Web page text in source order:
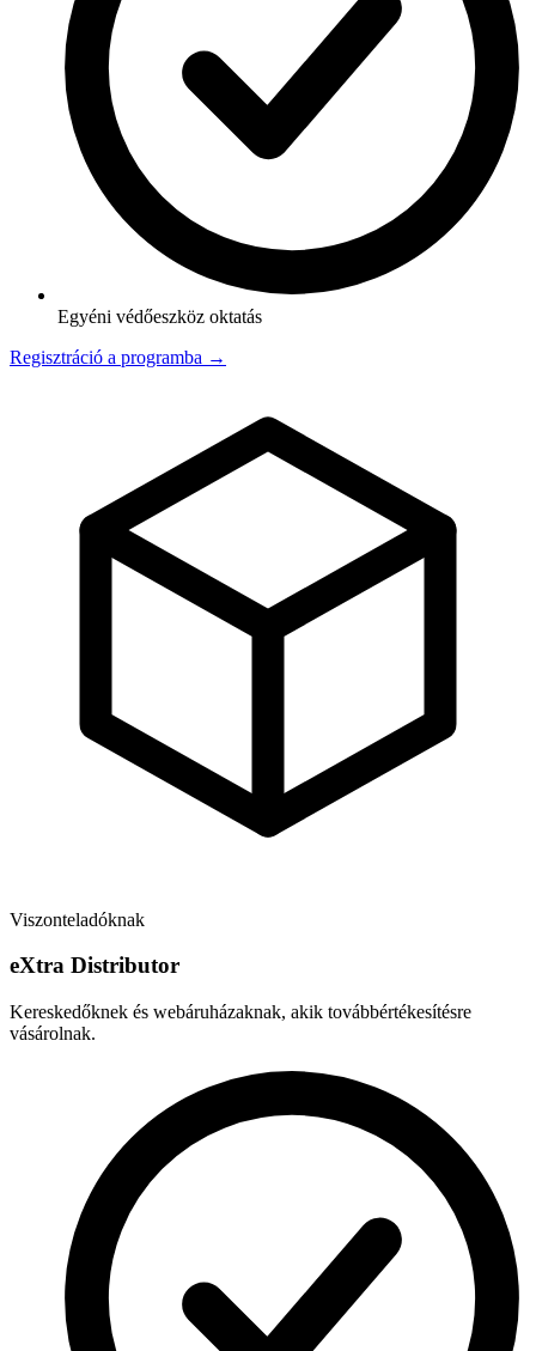
Egyéni védőeszköz oktatás
Regisztráció a programba →
Viszonteladóknak
eXtra Distributor
Kereskedőknek és webáruházaknak, akik továbbértékesítésre
vásárolnak.